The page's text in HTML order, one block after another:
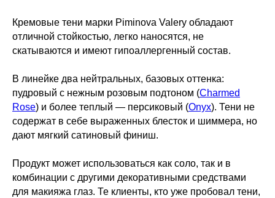
Кремовые тени марки Piminova Valery обладают
отличной стойкостью, легко наносятся, не
скатываются и имеют гипоаллергенный состав.
В линейке два нейтральных, базовых оттенка:
пудровый с нежным розовым подтоном (Charmed
Rose) и более теплый — персиковый (Onyx). Тени не
содержат в себе выраженных блесток и шиммера, но
дают мягкий сатиновый финиш.
Продукт может использоваться как соло, так и в
комбинации с другими декоративными средствами
для макияжа глаз. Те клиенты, кто уже пробовал тени,